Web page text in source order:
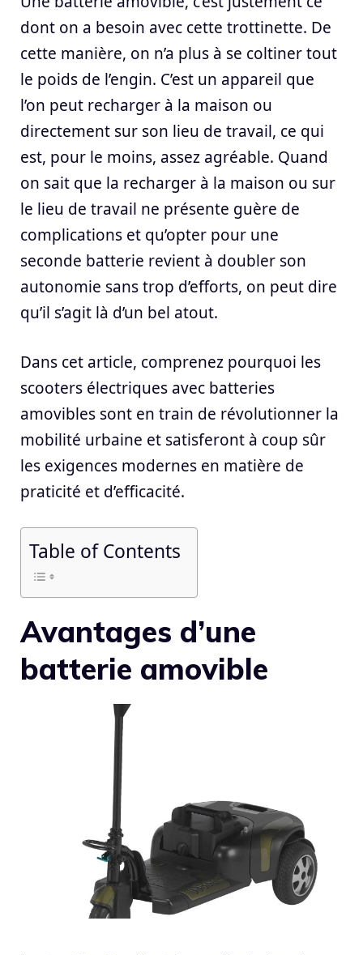
dont on a besoin avec cette trottinette. De
cette manière, on n’a plus à se coltiner tout
le poids de l’engin. C’est un appareil que
l’on peut recharger à la maison ou
directement sur son lieu de travail, ce qui
est, pour le moins, assez agréable. Quand
on sait que la recharger à la maison ou sur
le lieu de travail ne présente guère de
complications et qu’opter pour une
seconde batterie revient à doubler son
autonomie sans trop d’efforts, on peut dire
qu’il s’agit là d’un bel atout.
Dans cet article, comprenez pourquoi les
scooters électriques avec batteries
amovibles sont en train de révolutionner la
mobilité urbaine et satisferont à coup sûr
les exigences modernes en matière de
praticité et d’efficacité.
Table of Contents
Avantages d’une
batterie amovible